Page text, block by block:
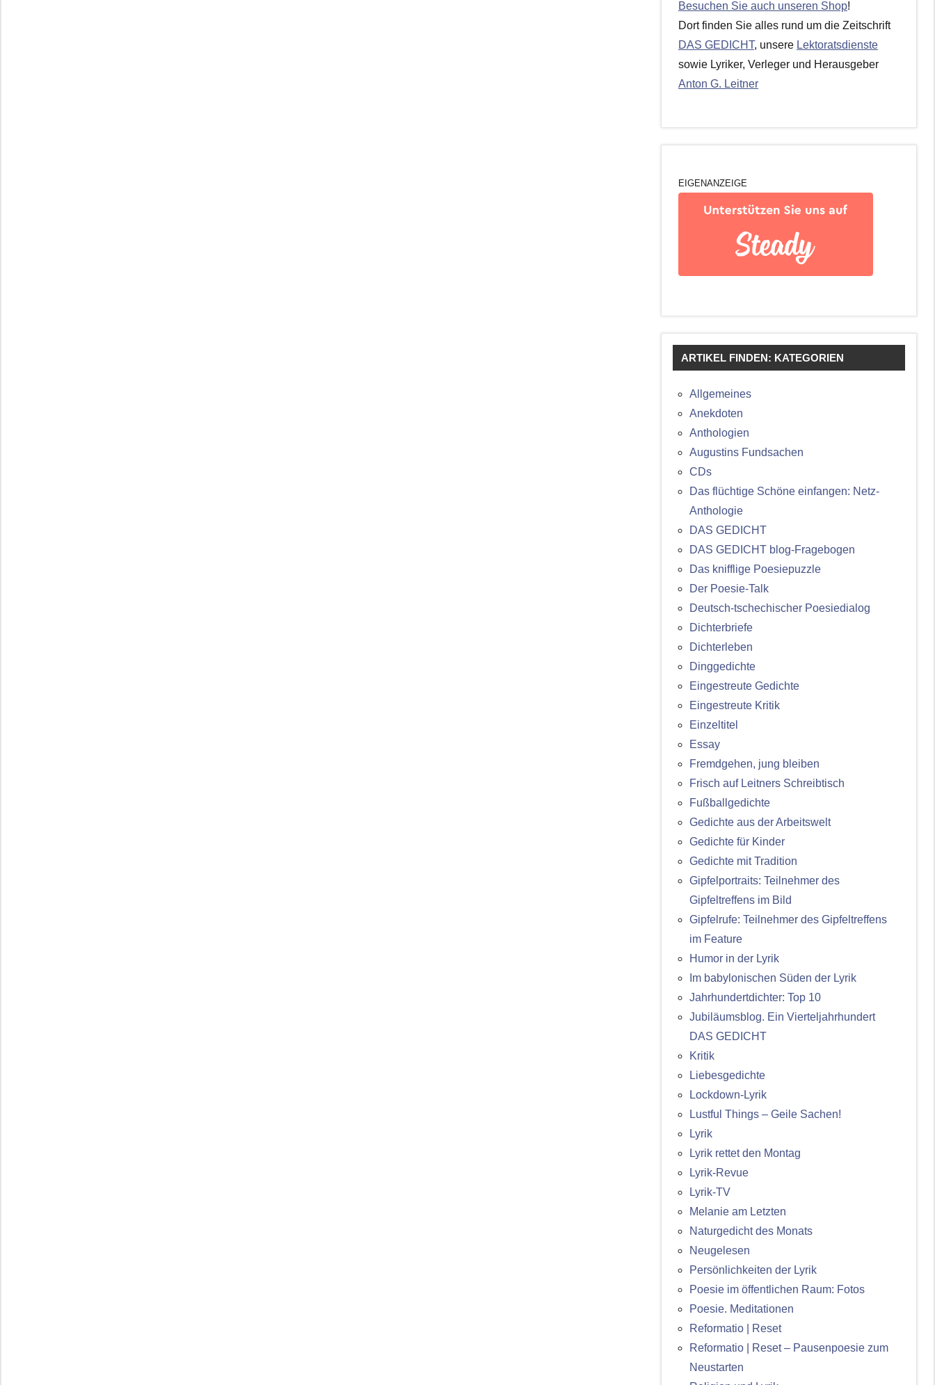
Besuchen Sie auch unseren Shop!
Dort finden Sie alles rund um die Zeitschrift
DAS GEDICHT, unsere Lektoratsdienste
sowie Lyriker, Verleger und Herausgeber
Anton G. Leitner
EIGENANZEIGE
ARTIKEL FINDEN: KATEGORIEN
Allgemeines
Anekdoten
Anthologien
Augustins Fundsachen
CDs
Das flüchtige Schöne einfangen: Netz-
Anthologie
DAS GEDICHT
DAS GEDICHT blog-Fragebogen
Das knifflige Poesiepuzzle
Der Poesie-Talk
Deutsch-tschechischer Poesiedialog
Dichterbriefe
Dichterleben
Dinggedichte
Eingestreute Gedichte
Eingestreute Kritik
Einzeltitel
Essay
Fremdgehen, jung bleiben
Frisch auf Leitners Schreibtisch
Fußballgedichte
Gedichte aus der Arbeitswelt
Gedichte für Kinder
Gedichte mit Tradition
Gipfelportraits: Teilnehmer des
Gipfeltreffens im Bild
Gipfelrufe: Teilnehmer des Gipfeltreffens
im Feature
Humor in der Lyrik
Im babylonischen Süden der Lyrik
Jahrhundertdichter: Top 10
Jubiläumsblog. Ein Vierteljahrhundert
DAS GEDICHT
Kritik
Liebesgedichte
Lockdown-Lyrik
Lustful Things – Geile Sachen!
Lyrik
Lyrik rettet den Montag
Lyrik-Revue
Lyrik-TV
Melanie am Letzten
Naturgedicht des Monats
Neugelesen
Persönlichkeiten der Lyrik
Poesie im öffentlichen Raum: Fotos
Poesie. Meditationen
Reformatio | Reset
Reformatio | Reset – Pausenpoesie zum
Neustarten